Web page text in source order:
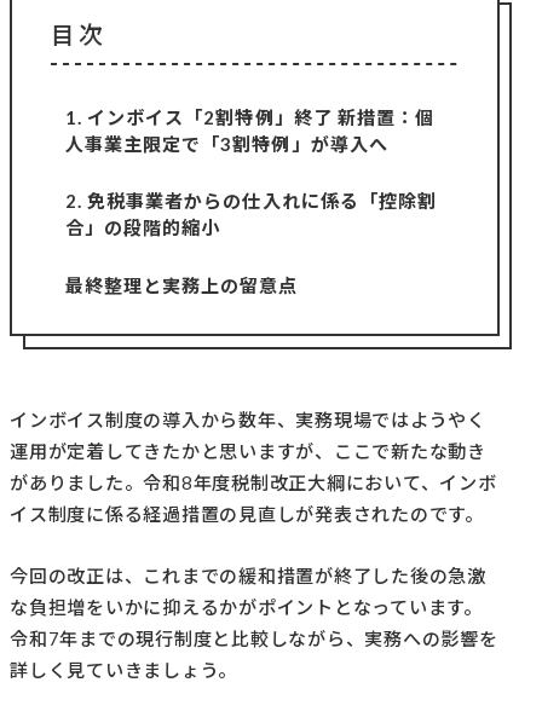
目次
1. インボイス「2割特例」終了 新措置：個
人事業主限定で「3割特例」が導入へ
2. 免税事業者からの仕入れに係る「控除割
合」の段階的縮小
最終整理と実務上の留意点
インボイス制度の導入から数年、実務現場ではようやく
運用が定着してきたかと思いますが、ここで新たな動き
がありました。令和8年度税制改正大綱において、インボ
イス制度に係る経過措置の見直しが発表されたのです。
今回の改正は、これまでの緩和措置が終了した後の急激
な負担増をいかに抑えるかがポイントとなっています。
令和7年までの現行制度と比較しながら、実務への影響を
詳しく見ていきましょう。